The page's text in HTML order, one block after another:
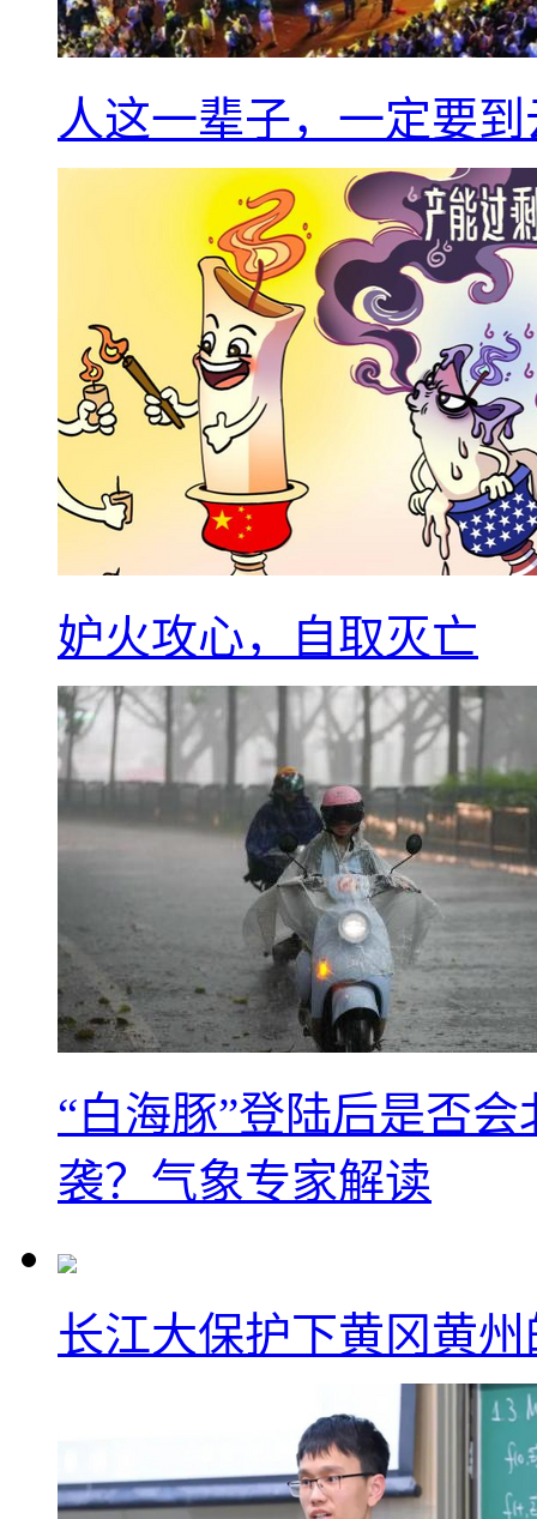
人这一辈子，一定要
妒火攻心，自取灭亡
“白海豚”登陆后是否
袭？气象专家解读
长江大保护下黄冈黄